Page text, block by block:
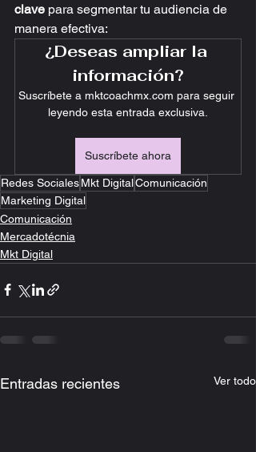
clave para segmentar tu audiencia de
manera efectiva:
¿Deseas ampliar la
información?
Suscríbete a mktcoachmx.com para seguir
leyendo esta entrada exclusiva.
Suscríbete ahora
Redes SocialesMkt DigitalComunicación
Marketing Digital
Comunicación
Mercadotécnia
Mkt Digital
Entradas recientes Ver todo